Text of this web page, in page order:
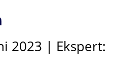
2023 | Ekspert: